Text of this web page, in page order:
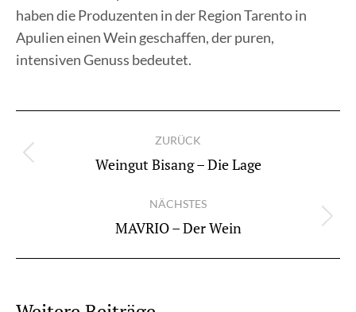
haben die Produzenten in der Region Tarento in
Apulien einen Wein geschaffen, der puren,
intensiven Genuss bedeutet.
Kommentarnavigation
ZURÜCK
Vorheriger
Weingut Bisang – Die Lage
NÄCHSTES
Nächster
MAVRIO – Der Wein